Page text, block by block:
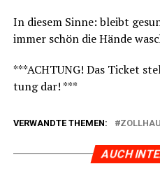
In die­sem Sin­ne: bleibt
immer schön die Hän­de
***ACHTUNG! Das Ticket
tung dar! ***
VERWANDTE THEMEN:
AUCH